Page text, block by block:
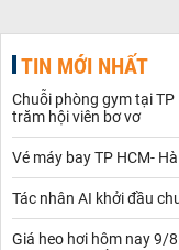
TIN MỚI NHẤT
Chuỗi phòng gym tại
trăm hội viên bơ vơ
Vé máy bay TP HCM-
Tác nhân AI khởi đầu
Giá heo hơi hôm nay 9/